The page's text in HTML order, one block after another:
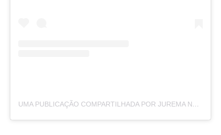
UMA PUBLICAÇÃO COMPARTILHADA POR JUREMA NEWS (@PORTALJUREMANEWS)